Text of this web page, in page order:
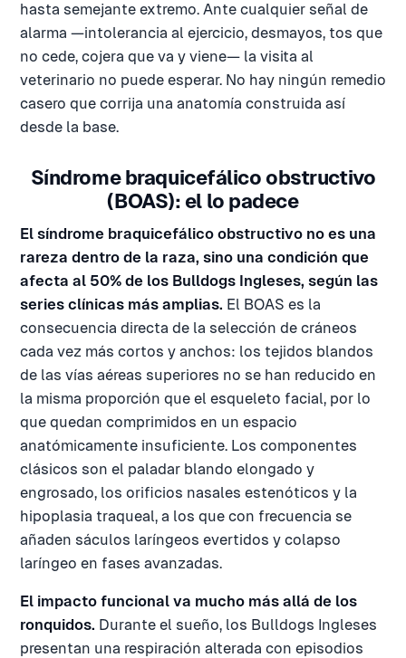
hasta semejante extremo. Ante cualquier señal de
alarma —intolerancia al ejercicio, desmayos, tos que
no cede, cojera que va y viene— la visita al
veterinario no puede esperar. No hay ningún remedio
casero que corrija una anatomía construida así
desde la base.
Síndrome braquicefálico obstructivo
(BOAS): el lo padece
El síndrome braquicefálico obstructivo no es una
rareza dentro de la raza, sino una condición que
afecta al 50% de los Bulldogs Ingleses, según las
series clínicas más amplias. El BOAS es la
consecuencia directa de la selección de cráneos
cada vez más cortos y anchos: los tejidos blandos
de las vías aéreas superiores no se han reducido en
la misma proporción que el esqueleto facial, por lo
que quedan comprimidos en un espacio
anatómicamente insuficiente. Los componentes
clásicos son el paladar blando elongado y
engrosado, los orificios nasales estenóticos y la
hipoplasia traqueal, a los que con frecuencia se
añaden sáculos laríngeos evertidos y colapso
laríngeo en fases avanzadas.
El impacto funcional va mucho más allá de los
ronquidos. Durante el sueño, los Bulldogs Ingleses
presentan una respiración alterada con episodios